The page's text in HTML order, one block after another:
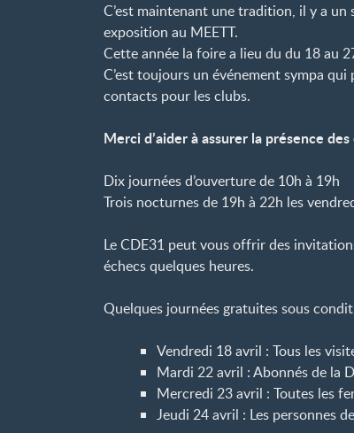
C’est maintenant une tradition, il y a
exposition au MEETT.
Cette année la foire a lieu du du 18 au
C’est toujours un événement sympa
contacts pour les clubs.
Merci d’aider à assurer la présence des
Dix journées d’ouverture de 10h à 19h
Trois nocturnes de 19h à 22h les
Le CDE31 peut vous offrir des
échecs quelques heures.
Quelques journées gratuites sous
Vendredi 18 avril : Tous les
Mardi 22 avril : Abonnés de la
Mercredi 23 avril : Toutes les
Jeudi 24 avril : Les personnes